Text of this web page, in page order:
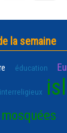
la semaine
éducation
interreligieux
mosquées